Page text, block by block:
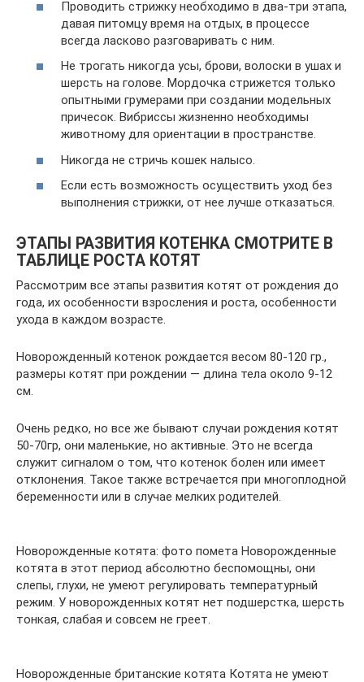
Проводить стрижку необходимо в два-три этапа,
давая питомцу время на отдых, в процессе
всегда ласково разговаривать с ним.
Не трогать никогда усы, брови, волоски в ушах и
шерсть на голове. Мордочка стрижется только
опытными грумерами при создании модельных
причесок. Вибриссы жизненно необходимы
животному для ориентации в пространстве.
Никогда не стричь кошек налысо.
Если есть возможность осуществить уход без
выполнения стрижки, от нее лучше отказаться.
ЭТАПЫ РАЗВИТИЯ КОТЕНКА СМОТРИТЕ В
ТАБЛИЦЕ РОСТА КОТЯТ
Рассмотрим все этапы развития котят от рождения до
года, их особенности взросления и роста, особенности
ухода в каждом возрасте.
Новорожденный котенок рождается весом 80-120 гр.,
размеры котят при рождении — длина тела около 9-12
см.
Очень редко, но все же бывают случаи рождения котят
50-70гр, они маленькие, но активные. Это не всегда
служит сигналом о том, что котенок болен или имеет
отклонения. Такое также встречается при многоплодной
беременности или в случае мелких родителей.
Новорожденные котята: фото помета Новорожденные
котята в этот период абсолютно беспомощны, они
слепы, глухи, не умеют регулировать температурный
режим. У новорожденных котят нет подшерстка, шерсть
тонкая, слабая и совсем не греет.
Новорожденные британские котята Котята не умеют